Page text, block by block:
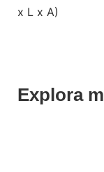
x L x A)
Explora